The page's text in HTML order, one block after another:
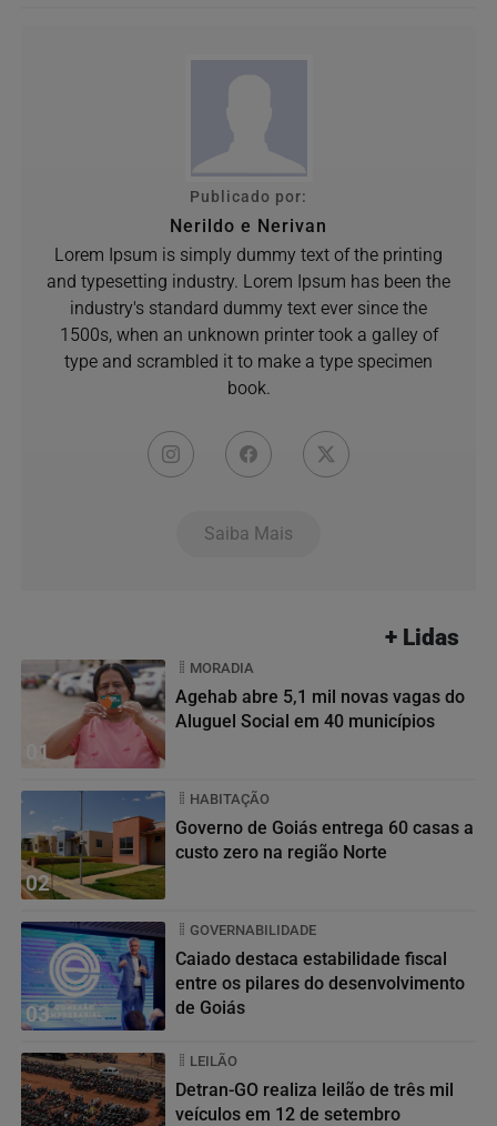
Publicado por:
Nerildo e Nerivan
Lorem Ipsum is simply dummy text of the printing
and typesetting industry. Lorem Ipsum has been the
industry's standard dummy text ever since the
1500s, when an unknown printer took a galley of
type and scrambled it to make a type specimen
book.
Saiba Mais
+ Lidas
01
MORADIA
Agehab abre 5,1 mil novas vagas do
Aluguel Social em 40 municípios
02
HABITAÇÃO
Governo de Goiás entrega 60 casas a
custo zero na região Norte
03
GOVERNABILIDADE
Caiado destaca estabilidade fiscal
entre os pilares do desenvolvimento
de Goiás
LEILÃO
Detran-GO realiza leilão de três mil
veículos em 12 de setembro